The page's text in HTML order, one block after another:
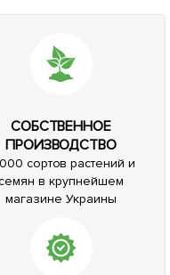
СОБСТВЕННОЕ
ПРОИЗВОДСТВО
сортов растений и
в крупнейшем
магазине Украины